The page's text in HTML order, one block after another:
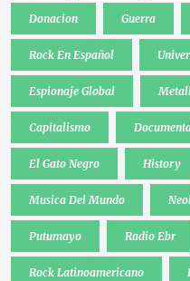
Donacion Guerra
Rock En Español
Espionaje Global
Capitalismo
El Gato Negro History
Musica Del Mundo
Putumayo Radio Ebr
Rock Latinoamericano